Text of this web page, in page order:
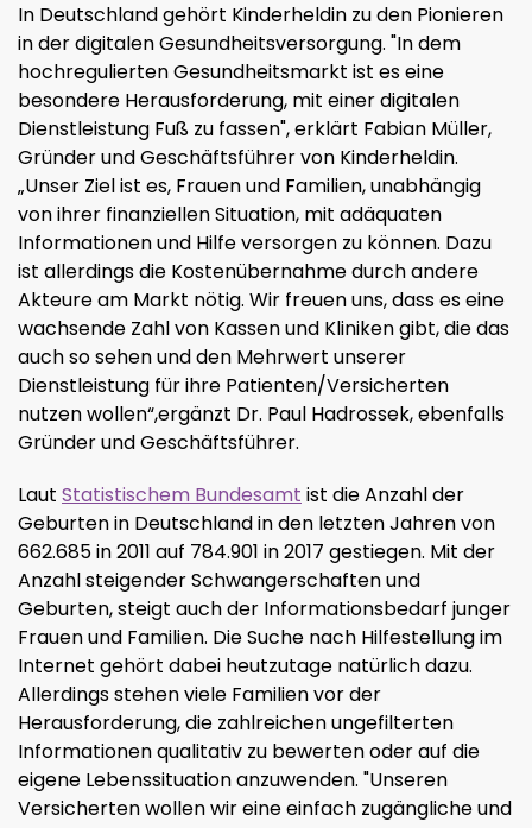
In Deutschland gehört Kinderheldin zu den Pionieren
in der digitalen Gesundheitsversorgung. "In dem
hochregulierten Gesundheitsmarkt ist es eine
besondere Herausforderung, mit einer digitalen
Dienstleistung Fuß zu fassen", erklärt Fabian Müller,
Gründer und Geschäftsführer von Kinderheldin.
„Unser Ziel ist es, Frauen und Familien, unabhängig
von ihrer finanziellen Situation, mit adäquaten
Informationen und Hilfe versorgen zu können. Dazu
ist allerdings die Kostenübernahme durch andere
Akteure am Markt nötig. Wir freuen uns, dass es eine
wachsende Zahl von Kassen und Kliniken gibt, die das
auch so sehen und den Mehrwert unserer
Dienstleistung für ihre Patienten/Versicherten
nutzen wollen“,ergänzt Dr. Paul Hadrossek, ebenfalls
Gründer und Geschäftsführer.
Laut Statistischem Bundesamt ist die Anzahl der
Geburten in Deutschland in den letzten Jahren von
662.685 in 2011 auf 784.901 in 2017 gestiegen. Mit der
Anzahl steigender Schwangerschaften und
Geburten, steigt auch der Informationsbedarf junger
Frauen und Familien. Die Suche nach Hilfestellung im
Internet gehört dabei heutzutage natürlich dazu.
Allerdings stehen viele Familien vor der
Herausforderung, die zahlreichen ungefilterten
Informationen qualitativ zu bewerten oder auf die
eigene Lebenssituation anzuwenden. "Unseren
Versicherten wollen wir eine einfach zugängliche und